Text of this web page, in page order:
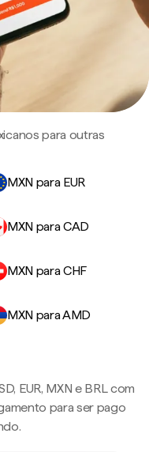
para outras
MXN para EUR
MXN para CAD
MXN para CHF
MXN para AMD
EUR, MXN e BRL com
para ser pago